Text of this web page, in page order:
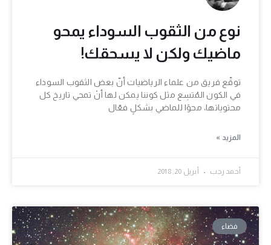
نوع من الثقوب السوداء يمحو
ماضيك ولكن لا يسحقك!
توقّع فريق من علماء الرياضيات أنّ بعض الثقوب السوداء
في الكون المُتسِع مثل كوننا يمكن لها أنْ تمحي تاريخ كل
محتوياتها، محوًا للماضي بشكلٍ فعّال
المزيد »
أحمد رجب أبريل 20, 2018
فضاء